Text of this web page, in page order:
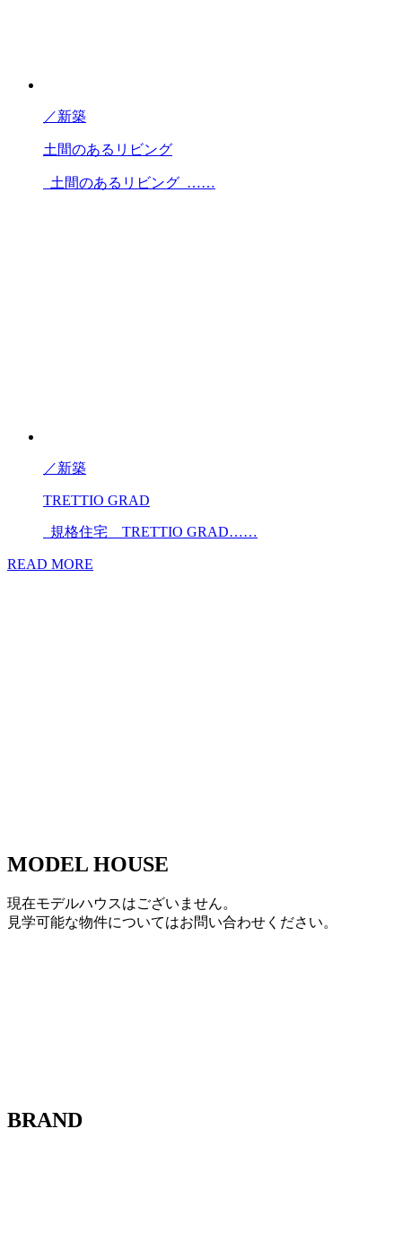
／新築
土間のあるリビング
土間のあるリビング ……
／新築
TRETTIO GRAD
規格住宅 TRETTIO GRAD……
READ MORE
MODEL HOUSE
現在モデルハウスはございません。
見学可能な物件についてはお問い合わせください。
BRAND